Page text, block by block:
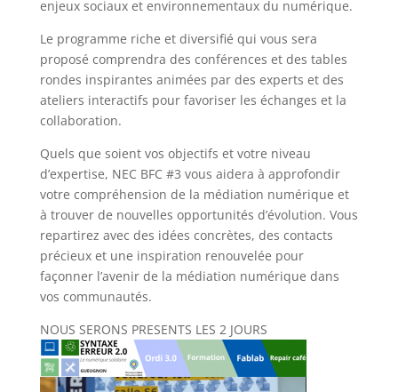
enjeux sociaux et environnementaux du numérique.
Le programme riche et diversifié qui vous sera
proposé comprendra des conférences et des tables
rondes inspirantes animées par des experts et des
ateliers interactifs pour favoriser les échanges et la
collaboration.
Quels que soient vos objectifs et votre niveau
d’expertise, NEC BFC #3 vous aidera à approfondir
votre compréhension de la médiation numérique et
à trouver de nouvelles opportunités d’évolution. Vous
repartirez avec des idées concrètes, des contacts
précieux et une inspiration renouvelée pour
façonner l’avenir de la médiation numérique dans
vos communautés.
NOUS SERONS PRESENTS LES 2 JOURS